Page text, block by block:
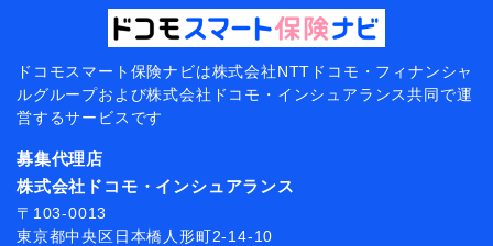
ドコモスマート保険ナビは株式会社NTTドコモ・フィナンシャ
ルグループおよび株式会社ドコモ・インシュアランス共同で運
営するサービスです
募集代理店
株式会社ドコモ・インシュアランス
〒103-0013
東京都中央区日本橋人形町2-14-10